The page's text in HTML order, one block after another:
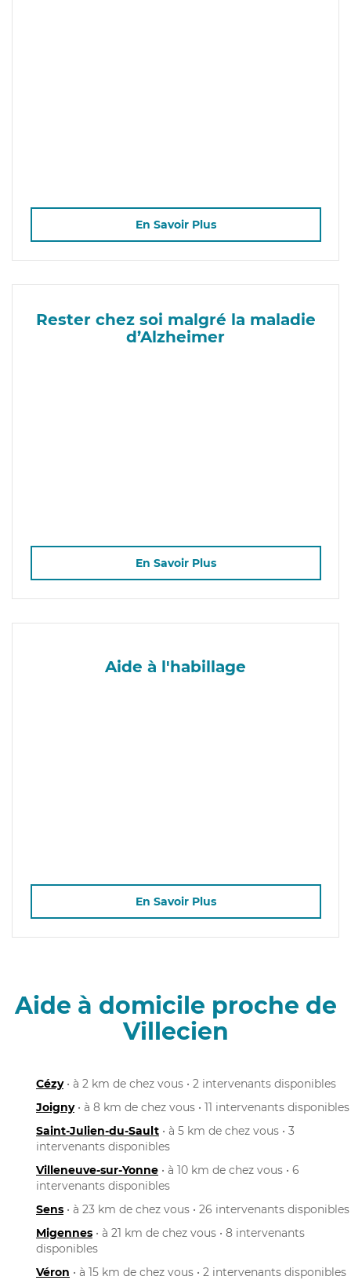
En Savoir Plus
Rester chez soi malgré la maladie
d’Alzheimer
En Savoir Plus
Aide à l'habillage
En Savoir Plus
Aide à domicile proche de
Villecien
Cézy• à 2 km de chez vous • 2 intervenants disponibles
Joigny• à 8 km de chez vous • 11 intervenants disponibles
Saint-Julien-du-Sault • à 5 km de chez vous • 3
intervenants disponibles
Villeneuve-sur-Yonne • à 10 km de chez vous • 6
intervenants disponibles
Sens • à 23 km de chez vous • 26 intervenants disponibles
Migennes • à 21 km de chez vous • 8 intervenants
disponibles
Véron • à 15 km de chez vous • 2 intervenants disponibles